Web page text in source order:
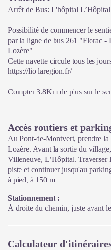
d'ouverture en période hivernale)
Arrêt de Bus: L'hôpital L’Hôpital
Possibilité de commencer le
par la ligne de bus 261 "Florac
Lozère"
Cette navette circule tous les
https://lio.laregion.fr/
Compter 3.8Km de plus sur le
Accès routiers et
Au Pont-de-Montvert, prendre
Lozère. Avant la sortie du
Villeneuve, L’Hôpital. Traverser
piste et continuer jusqu'au
à pied, à 150 m
Stationnement :
À droite du chemin, juste avant
Calculateur